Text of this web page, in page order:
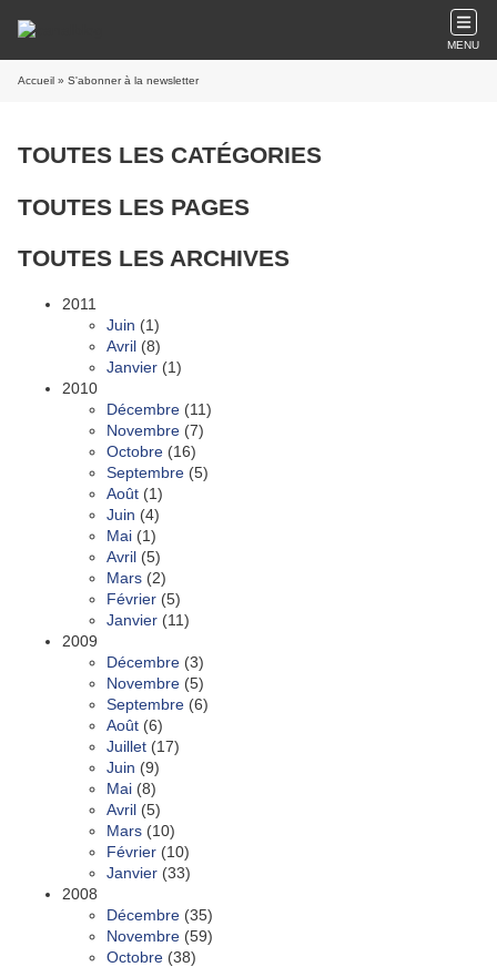
MENU
Accueil » S'abonner à la newsletter
TOUTES LES CATÉGORIES
TOUTES LES PAGES
TOUTES LES ARCHIVES
2011
Juin (1)
Avril (8)
Janvier (1)
2010
Décembre (11)
Novembre (7)
Octobre (16)
Septembre (5)
Août (1)
Juin (4)
Mai (1)
Avril (5)
Mars (2)
Février (5)
Janvier (11)
2009
Décembre (3)
Novembre (5)
Septembre (6)
Août (6)
Juillet (17)
Juin (9)
Mai (8)
Avril (5)
Mars (10)
Février (10)
Janvier (33)
2008
Décembre (35)
Novembre (59)
Octobre (38)